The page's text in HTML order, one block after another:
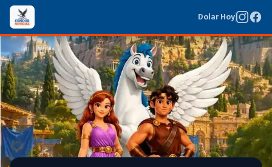
Dolar Hoy